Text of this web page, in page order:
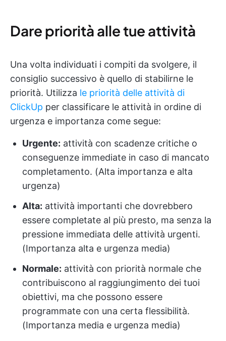
Dare priorità alle tue attività
Una volta individuati i compiti da svolgere, il
consiglio successivo è quello di stabilirne le
priorità. Utilizza le priorità delle attività di
ClickUp per classificare le attività in ordine di
urgenza e importanza come segue:
Urgente: attività con scadenze critiche o
conseguenze immediate in caso di mancato
completamento. (Alta importanza e alta
urgenza)
Alta: attività importanti che dovrebbero
essere completate al più presto, ma senza la
pressione immediata delle attività urgenti.
(Importanza alta e urgenza media)
Normale: attività con priorità normale che
contribuiscono al raggiungimento dei tuoi
obiettivi, ma che possono essere
programmate con una certa flessibilità.
(Importanza media e urgenza media)